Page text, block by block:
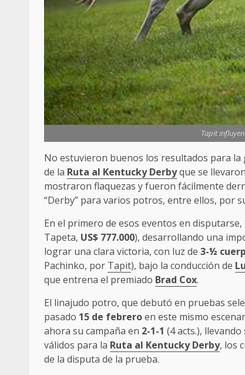
Tapit
No estuvieron buenos los resultados para
de la Ruta al Kentucky Derbyque se
mostraron flaquezas y fueron fácilmente
“Derby” para varios potros, entre ellos, por
En el primero de esos eventos en
Tapeta, US$ 777.000), desarrollando una
lograr una clara victoria, con luz de 3-½
Pachinko, por Tapit), bajo la conducción de
que entrena el premiado Brad Cox.
El linajudo potro, que debutó en pruebas
pasado 15 de febreroen este mismo
ahora su campaña en 2-1-1 (4 acts.),
válidos para la Ruta al Kentucky Derby, los
de la disputa de la prueba.